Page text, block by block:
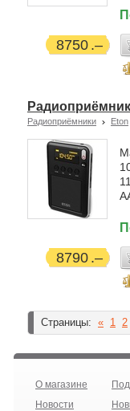
8750
Радиоприёмники Eton
8790
Страницы: « 1 2
О магазине
Новости